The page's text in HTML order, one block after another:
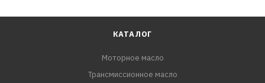
КАТАЛОГ
Моторное масло
Трансмиссионное масло